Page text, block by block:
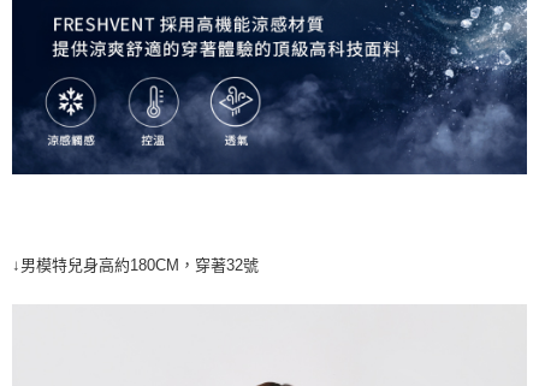
↓男模特兒身高約180CM，穿著32號